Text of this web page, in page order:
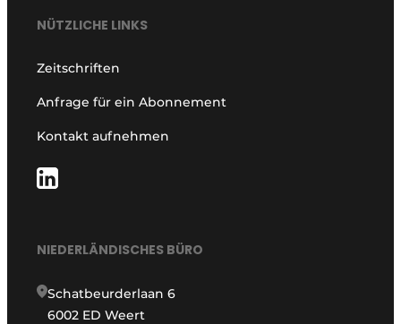
NÜTZLICHE LINKS
Zeitschriften
Anfrage für ein Abonnement
Kontakt aufnehmen
NIEDERLÄNDISCHES BÜRO
Schatbeurderlaan 6
6002 ED Weert